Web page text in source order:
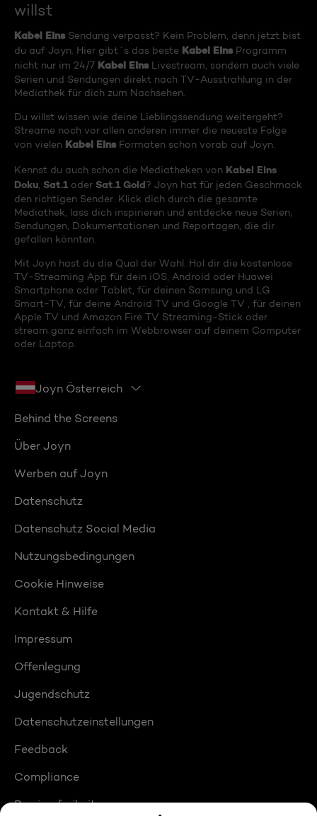
willst
Kabel EinsSendung verpasst? Kein Problem, denn jetzt bist
du auf Joyn. Hier gibt´s das beste Kabel EinsProgramm
nicht nur im 24/7 Kabel EinsLivestream, sondern auch viele
Serien und Sendungen direkt nach TV-Ausstrahlung in der
Mediathek für dich zum Nachsehen.
Du willst wissen wie deine Lieblingssendung weitergeht?
Streame noch vor allen anderen immer die neueste Folge
von vielen Kabel EinsFormaten schon vorab auf Joyn.
Kennst du auch schon die Mediatheken von Kabel Eins
Doku Sat.1oder Sat.1 Gold? Joyn hat für jeden Geschmack
den richtigen Sender. Klick dich durch die gesamte
Mediathek, lass dich inspirieren und entdecke neue Serien,
Sendungen, Dokumentationen und Reportagen, die dir
gefallen könnten.
Mit Joyn hast du die Qual der Wahl. Hol dir die kostenlose
TV-Streaming App für dein iOS, Android oder Huawei
Smartphone oder Tablet, für deinen Samsung und LG
Smart-TV, für deine Android TV und Google TV , für deinen
Apple TV und Amazon Fire TV Streaming-Stick oder
stream ganz einfach im Webbrowser auf deinem Computer
oder Laptop.
Joyn Österreich
Behind the Screens
Über Joyn
Werben auf Joyn
Datenschutz
Datenschutz Social Media
Nutzungsbedingungen
Cookie Hinweise
Kontakt & Hilfe
Impressum
Offenlegung
Jugendschutz
Datenschutzeinstellungen
Feedback
Compliance
Barrierefreiheit